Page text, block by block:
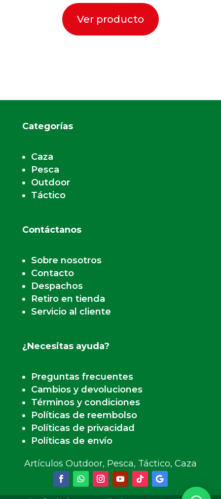
Ver producto
Categorías
Caza
Pesca
Outdoor
Táctico
Contáctanos
Sobre nosotros
Contacto
Despachos
Retiro en tienda
Servicio al cliente
¿Necesitas ayuda?
Preguntas frecuentes
Cambios y devoluciones
Términos y condiciones
Políticas de reembolso
Políticas de privacidad
Políticas de envío
Artículos Outdoor, Pesca, Táctico, Caza